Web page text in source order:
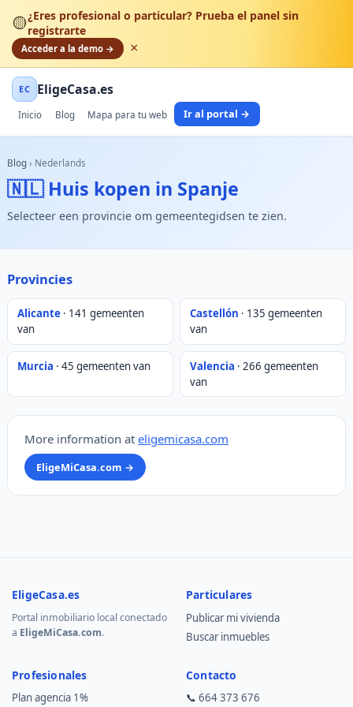
🟡¿Eres profesional o particular? Prueba el panel sin
registrarte
Acceder a la demo → ×
EC EligeCasa.es
Inicio Blog Mapa para tu web Ir al portal →
Blog› Nederlands
🇳🇱 Huis kopen in Spanje
Selecteer een provincie om gemeentegidsen te zien.
Provincies
Alicante· 141 gemeenten
van
Castellón · 135 gemeenten
van
Murcia · 45 gemeenten van Valencia · 266 gemeenten
van
More information at eligemicasa.com
EligeMiCasa.com →
EligeCasa.es
Portal inmobiliario local conectado
a EligeMiCasa.com.
Particulares
Publicar mi vivienda
Buscar inmuebles
Profesionales
Plan agencia 1%
Contacto
📞 664 373 676